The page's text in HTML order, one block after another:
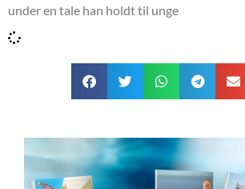
under en tale han holdt til unge